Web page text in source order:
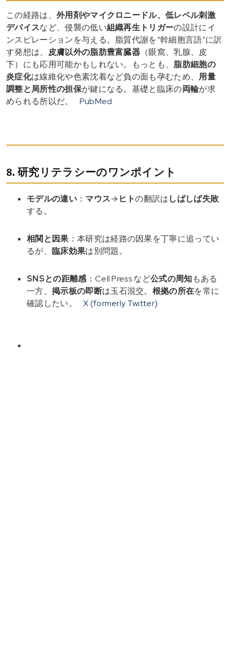
この経路は、 外用剤やマイクロニードル、低レベル刺激
デバイスなど、侵襲の低い組織再生トリガーの設計にイ
ンスピレーションを与える。脂質代謝を“幹細胞言語”に訳
す発想は、 皮膚以外の脂肪豊富臓器 （眼窩、乳腺、皮
下）にも応用可能かもしれない。もっとも、 脂肪細胞の
炎症化は線維化や色素沈着など負の面も孕むため、 用量
調整と局所性の担保が鍵になる。基礎と臨床の両輪が求
められる所以だ。
PubMed
8. 研究リテラシーのワンポイント
モデルの違い： マウス→ ヒトの翻訳はしばしば失敗
する。
相関と因果 ：本研究は経路の因果を丁寧に追ってい
るが、 臨床効果は別問題。
SNSとの距離感：Cell Press など公式の周知もある
一方、 掲示板の即断は玉石混交。 根拠の所在を常に
確認したい。
X (formerly Twitter)